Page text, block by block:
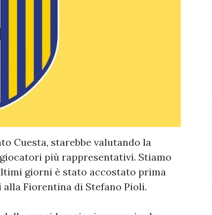
Cuesta, starebbe valutando la
più rappresentativi. Stiamo
giorni è stato accostato prima
Fiorentina di Stefano Pioli.